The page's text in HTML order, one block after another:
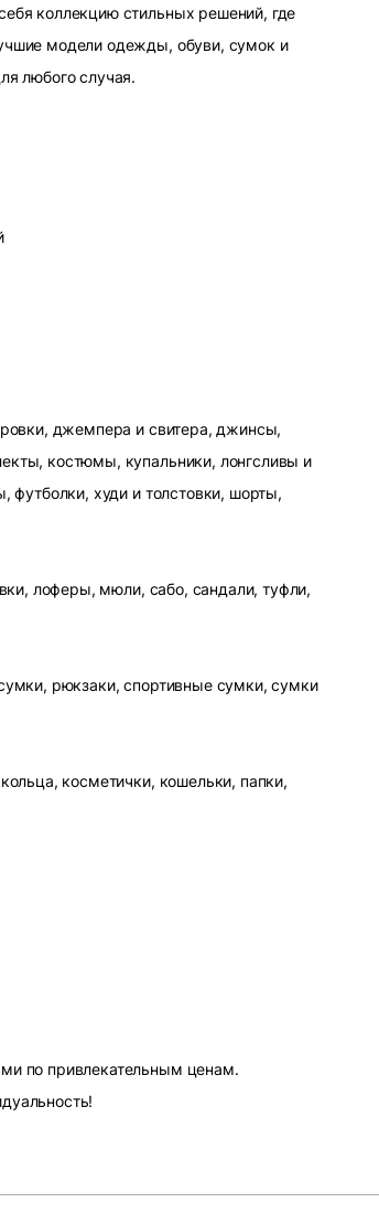
коллекцию стильных решений, где
модели одежды, обуви, сумок и
любого случая.
джемпера и свитера, джинсы,
костюмы, купальники, лонгсливы и
худи и толстовки, шорты,
лоферы, мюли, сабо, сандали, туфли,
рюкзаки, спортивные сумки, сумки
косметички, кошельки, папки,
по привлекательным ценам.